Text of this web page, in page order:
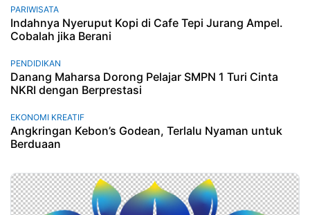
PARIWISATA
Indahnya Nyeruput Kopi di Cafe Tepi Jurang Ampel.
Cobalah jika Berani
PENDIDIKAN
Danang Maharsa Dorong Pelajar SMPN 1 Turi Cinta
NKRI dengan Berprestasi
EKONOMI KREATIF
Angkringan Kebon’s Godean, Terlalu Nyaman untuk
Berduaan